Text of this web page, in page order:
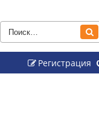
Регистрация